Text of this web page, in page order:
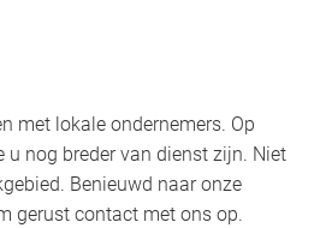
met lokale ondernemers. Op
u nog breder van dienst zijn. Niet
Benieuwd naar onze
gerust contact met ons op.